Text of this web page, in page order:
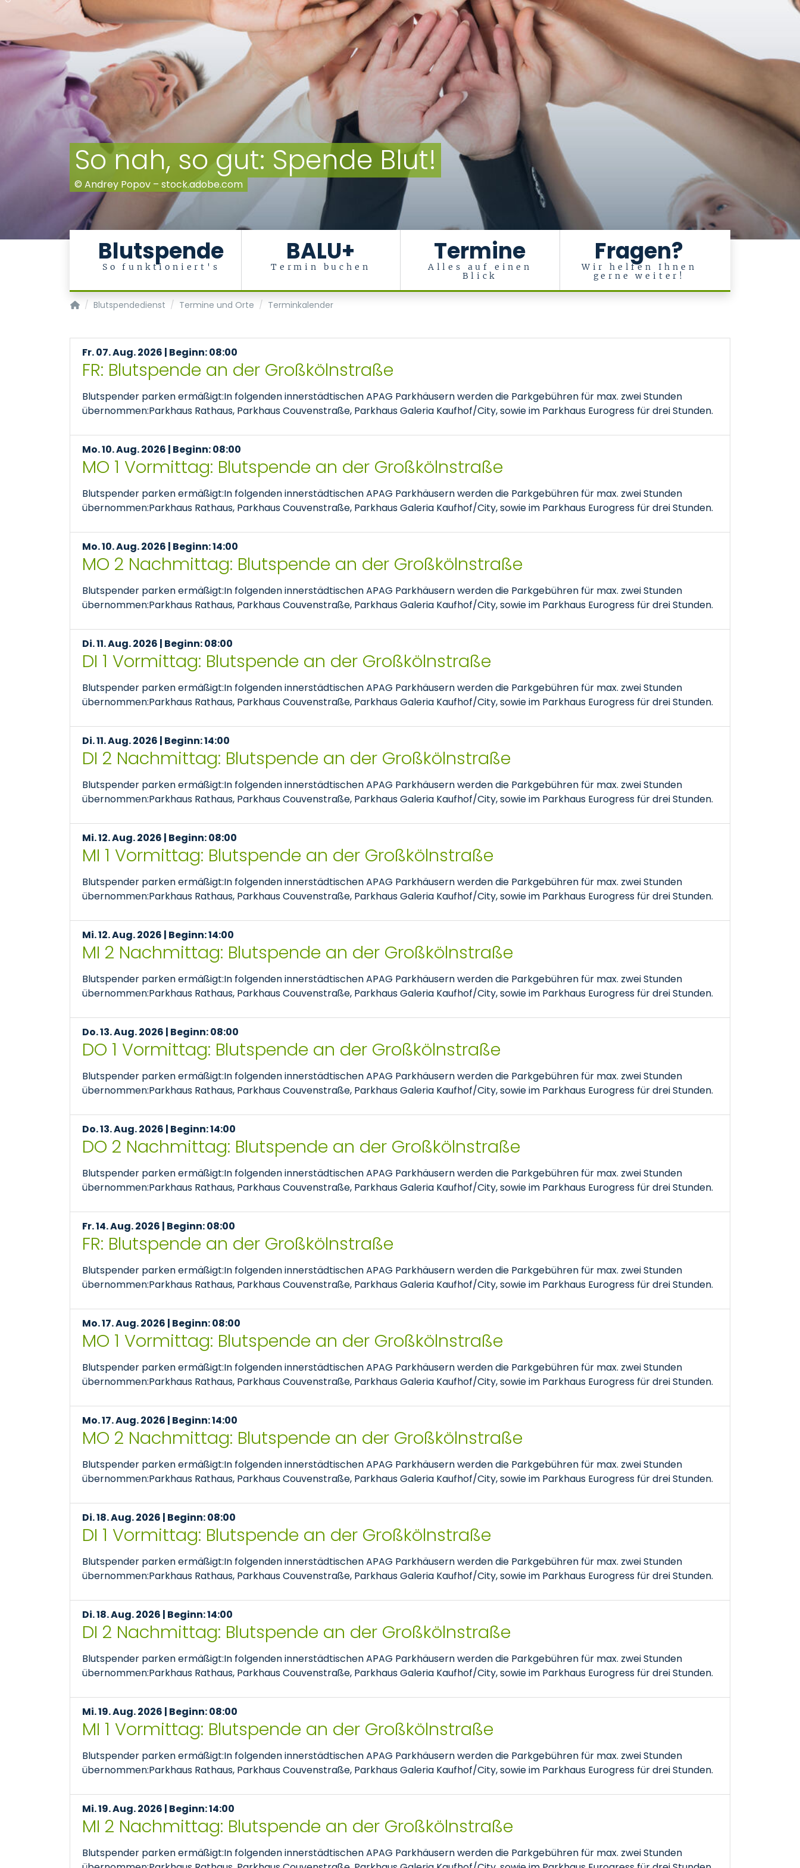
Vor der Ponte zum Piks
© Look! – stock.adobe.com
Blutspende
So funktioniert's
BALU+
Termin buchen
Termine
Alles auf einen
Blick
Fragen?
Wir helfen Ihnen
gerne weiter!
Transfusionsmedizin/Blutspendedienst
Blutspendedienst Termine und Orte Terminkalender
Fr. 07. Aug. 2026 | Beginn: 08:00
FR: Blutspende an der Großkölnstraße
Blutspender parken ermäßigt:In folgenden innerstädtischen APAG Parkhäusern werden die Parkgebühren für max. zwei Stunden
übernommen:Parkhaus Rathaus, Parkhaus Couvenstraße, Parkhaus Galeria Kaufhof/City, sowie im Parkhaus Eurogress für drei Stunden.
Mo. 10. Aug. 2026 | Beginn: 08:00
MO 1 Vormittag: Blutspende an der Großkölnstraße
Blutspender parken ermäßigt:In folgenden innerstädtischen APAG Parkhäusern werden die Parkgebühren für max. zwei Stunden
übernommen:Parkhaus Rathaus, Parkhaus Couvenstraße, Parkhaus Galeria Kaufhof/City, sowie im Parkhaus Eurogress für drei Stunden.
Mo. 10. Aug. 2026 | Beginn: 14:00
MO 2 Nachmittag: Blutspende an der Großkölnstraße
Blutspender parken ermäßigt:In folgenden innerstädtischen APAG Parkhäusern werden die Parkgebühren für max. zwei Stunden
übernommen:Parkhaus Rathaus, Parkhaus Couvenstraße, Parkhaus Galeria Kaufhof/City, sowie im Parkhaus Eurogress für drei Stunden.
Di. 11. Aug. 2026 | Beginn: 08:00
DI 1 Vormittag: Blutspende an der Großkölnstraße
Blutspender parken ermäßigt:In folgenden innerstädtischen APAG Parkhäusern werden die Parkgebühren für max. zwei Stunden
übernommen:Parkhaus Rathaus, Parkhaus Couvenstraße, Parkhaus Galeria Kaufhof/City, sowie im Parkhaus Eurogress für drei Stunden.
Di. 11. Aug. 2026 | Beginn: 14:00
DI 2 Nachmittag: Blutspende an der Großkölnstraße
Blutspender parken ermäßigt:In folgenden innerstädtischen APAG Parkhäusern werden die Parkgebühren für max. zwei Stunden
übernommen:Parkhaus Rathaus, Parkhaus Couvenstraße, Parkhaus Galeria Kaufhof/City, sowie im Parkhaus Eurogress für drei Stunden.
Mi. 12. Aug. 2026 | Beginn: 08:00
MI 1 Vormittag: Blutspende an der Großkölnstraße
Blutspender parken ermäßigt:In folgenden innerstädtischen APAG Parkhäusern werden die Parkgebühren für max. zwei Stunden
übernommen:Parkhaus Rathaus, Parkhaus Couvenstraße, Parkhaus Galeria Kaufhof/City, sowie im Parkhaus Eurogress für drei Stunden.
Mi. 12. Aug. 2026 | Beginn: 14:00
MI 2 Nachmittag: Blutspende an der Großkölnstraße
Blutspender parken ermäßigt:In folgenden innerstädtischen APAG Parkhäusern werden die Parkgebühren für max. zwei Stunden
übernommen:Parkhaus Rathaus, Parkhaus Couvenstraße, Parkhaus Galeria Kaufhof/City, sowie im Parkhaus Eurogress für drei Stunden.
Do. 13. Aug. 2026 | Beginn: 08:00
DO 1 Vormittag: Blutspende an der Großkölnstraße
Blutspender parken ermäßigt:In folgenden innerstädtischen APAG Parkhäusern werden die Parkgebühren für max. zwei Stunden
übernommen:Parkhaus Rathaus, Parkhaus Couvenstraße, Parkhaus Galeria Kaufhof/City, sowie im Parkhaus Eurogress für drei Stunden.
Do. 13. Aug. 2026 | Beginn: 14:00
DO 2 Nachmittag: Blutspende an der Großkölnstraße
Blutspender parken ermäßigt:In folgenden innerstädtischen APAG Parkhäusern werden die Parkgebühren für max. zwei Stunden
übernommen:Parkhaus Rathaus, Parkhaus Couvenstraße, Parkhaus Galeria Kaufhof/City, sowie im Parkhaus Eurogress für drei Stunden.
Fr. 14. Aug. 2026 | Beginn: 08:00
FR: Blutspende an der Großkölnstraße
Blutspender parken ermäßigt:In folgenden innerstädtischen APAG Parkhäusern werden die Parkgebühren für max. zwei Stunden
übernommen:Parkhaus Rathaus, Parkhaus Couvenstraße, Parkhaus Galeria Kaufhof/City, sowie im Parkhaus Eurogress für drei Stunden.
Mo. 17. Aug. 2026 | Beginn: 08:00
MO 1 Vormittag: Blutspende an der Großkölnstraße
Blutspender parken ermäßigt:In folgenden innerstädtischen APAG Parkhäusern werden die Parkgebühren für max. zwei Stunden
übernommen:Parkhaus Rathaus, Parkhaus Couvenstraße, Parkhaus Galeria Kaufhof/City, sowie im Parkhaus Eurogress für drei Stunden.
Mo. 17. Aug. 2026 | Beginn: 14:00
MO 2 Nachmittag: Blutspende an der Großkölnstraße
Blutspender parken ermäßigt:In folgenden innerstädtischen APAG Parkhäusern werden die Parkgebühren für max. zwei Stunden
übernommen:Parkhaus Rathaus, Parkhaus Couvenstraße, Parkhaus Galeria Kaufhof/City, sowie im Parkhaus Eurogress für drei Stunden.
Di. 18. Aug. 2026 | Beginn: 08:00
DI 1 Vormittag: Blutspende an der Großkölnstraße
Blutspender parken ermäßigt:In folgenden innerstädtischen APAG Parkhäusern werden die Parkgebühren für max. zwei Stunden
übernommen:Parkhaus Rathaus, Parkhaus Couvenstraße, Parkhaus Galeria Kaufhof/City, sowie im Parkhaus Eurogress für drei Stunden.
Di. 18. Aug. 2026 | Beginn: 14:00
DI 2 Nachmittag: Blutspende an der Großkölnstraße
Blutspender parken ermäßigt:In folgenden innerstädtischen APAG Parkhäusern werden die Parkgebühren für max. zwei Stunden
übernommen:Parkhaus Rathaus, Parkhaus Couvenstraße, Parkhaus Galeria Kaufhof/City, sowie im Parkhaus Eurogress für drei Stunden.
Mi. 19. Aug. 2026 | Beginn: 08:00
MI 1 Vormittag: Blutspende an der Großkölnstraße
Blutspender parken ermäßigt:In folgenden innerstädtischen APAG Parkhäusern werden die Parkgebühren für max. zwei Stunden
übernommen:Parkhaus Rathaus, Parkhaus Couvenstraße, Parkhaus Galeria Kaufhof/City, sowie im Parkhaus Eurogress für drei Stunden.
Mi. 19. Aug. 2026 | Beginn: 14:00
MI 2 Nachmittag: Blutspende an der Großkölnstraße
Blutspender parken ermäßigt:In folgenden innerstädtischen APAG Parkhäusern werden die Parkgebühren für max. zwei Stunden